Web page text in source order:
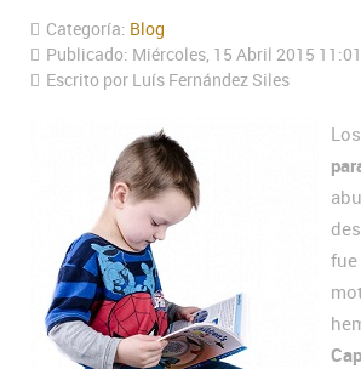
Categoría: Blog
Publicado: Miércoles, 15 Abril 2015 11:01
Escrito por Luís Fernández Siles
Los